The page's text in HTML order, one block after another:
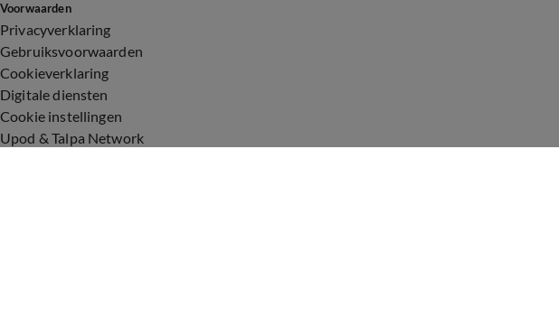
Voorwaarden
Privacyverklaring
Gebruiksvoorwaarden
Cookieverklaring
Digitale diensten
Cookie instellingen
Upod & Talpa Network